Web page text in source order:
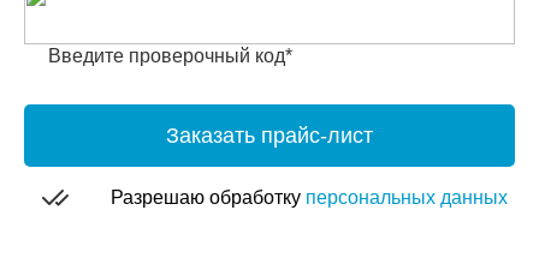
Введите проверочный код*
Заказать прайс-лист
Разрешаю обработку персональных данных